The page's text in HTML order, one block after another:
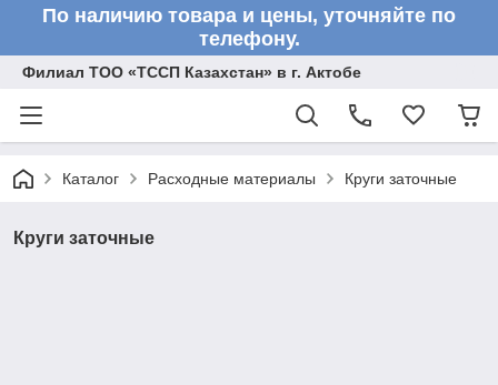
По наличию товара и цены, уточняйте по
телефону.
Филиал ТОО «ТССП Казахстан» в г. Актобе
Каталог Расходные материалы Круги заточные
Круги заточные